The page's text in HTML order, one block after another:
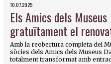
10.07.2025
Els Amics dels
gratuïtament el
Amb la reobertura completa del
sòcies dels Amics dels Museus
totalment transformat amb